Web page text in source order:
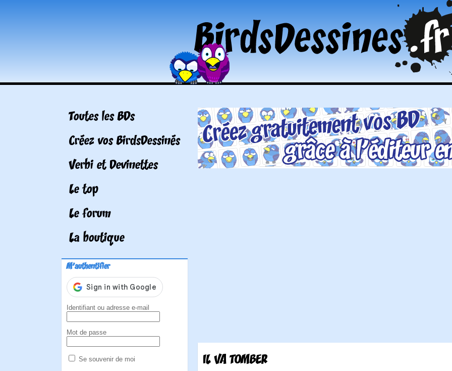
Toutes les BDs
Créez vos BirdsDessinés
Verbi et Devinettes
Le top
Le forum
La boutique
M'authentifier
Identifiant ou adresse e-mail
Mot de passe
Se souvenir de moi IL VA TOMBER